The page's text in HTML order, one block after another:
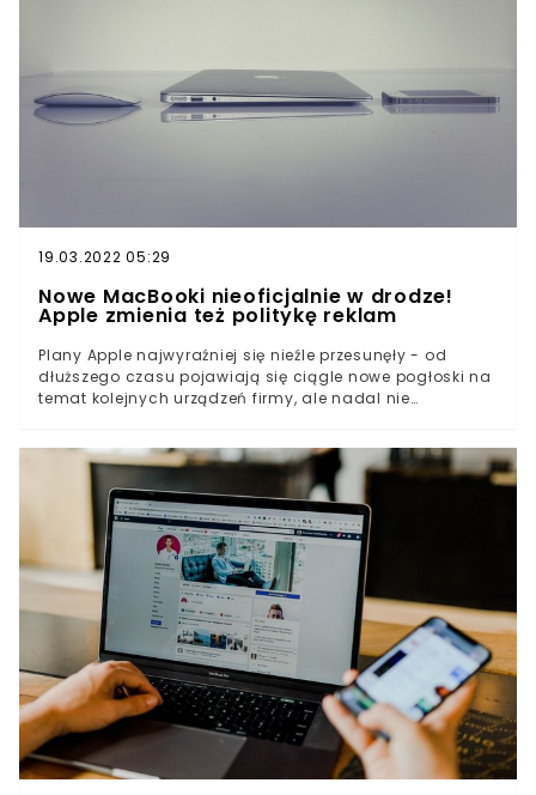
19.03.2022 05:29
Nowe MacBooki nieoficjalnie w drodze!
Apple zmienia też politykę reklam
Plany Apple najwyraźniej się nieźle przesunęły - od
dłuższego czasu pojawiają się ciągle nowe pogłoski na
temat kolejnych urządzeń firmy, ale nadal nie
urządzenia MacBook pojawią się na rynku jeszcze w tym